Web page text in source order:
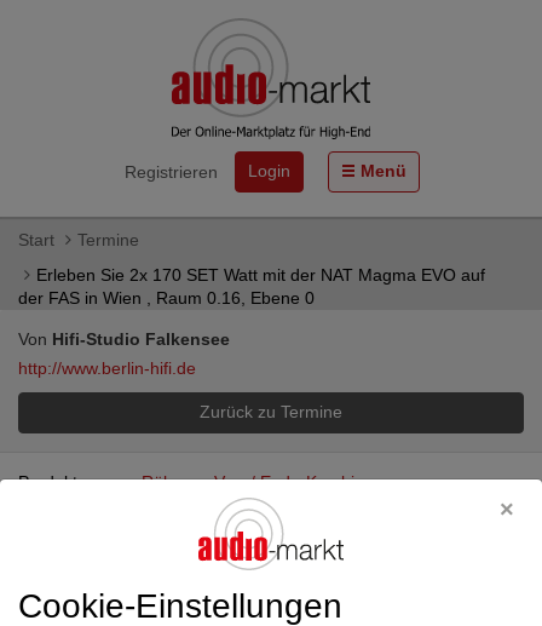
Registrieren Login Menü
Start
Termine
Erleben Sie 2x 170 SET Watt mit der NAT Magma EVO auf
der FAS in Wien , Raum 0.16, Ebene 0
Von Hifi-Studio Falkensee
http://www.berlin-hifi.de
Zurück zu Termine
Produktgruppe:Röhren - Vor- / End - Kombi
Erleben Sie 2x 170 SET Watt mit der
NAT Magma EVO auf der FAS in Wien
Cookie-Einstellungen